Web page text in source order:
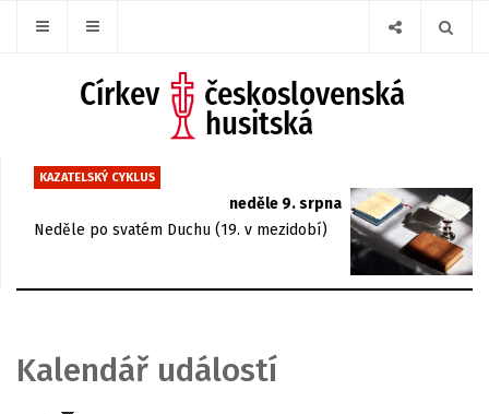
KAZATELSKÝ CYKLUS
neděle 9. srpna
Neděle po svatém Duchu (19. v mezidobí)
Kalendář událostí